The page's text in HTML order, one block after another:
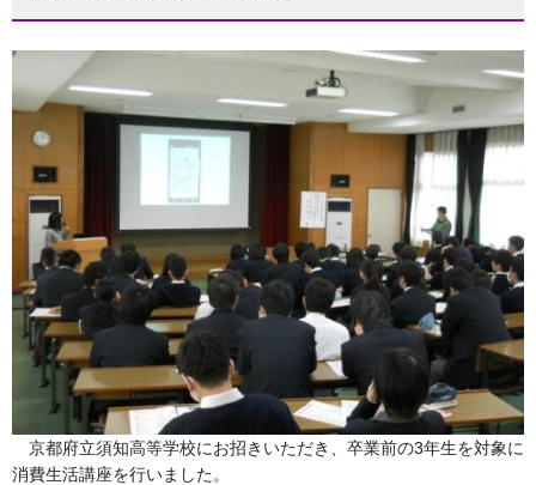
京都府立須知高等学校にお招きいただき、卒業前の3年生を対象に
消費生活講座を行いました。